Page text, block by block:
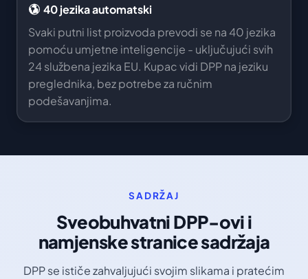
40 jezika automatski
Svaki putni list proizvoda prevodi se na 40 jezika
pomoću umjetne inteligencije - uključujući svih
24 službena jezika EU. Kupac vidi DPP na jeziku
preglednika, bez potrebe za ručnim
podešavanjima.
SADRŽAJ
Sveobuhvatni DPP-ovi i
namjenske stranice sadržaja
DPP se ističe zahvaljujući svojim slikama i pratećim